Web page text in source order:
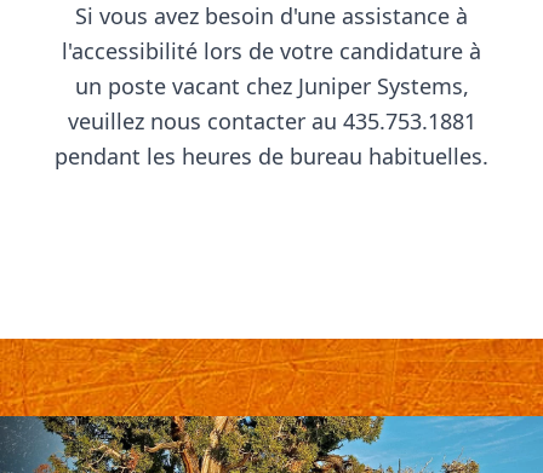
Si vous avez besoin d'une assistance à
l'accessibilité lors de votre candidature à
un poste vacant chez Juniper Systems,
veuillez nous contacter au 435.753.1881
pendant les heures de bureau habituelles.